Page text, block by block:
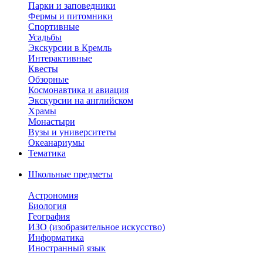
Парки и заповедники
Фермы и питомники
Спортивные
Усадьбы
Экскурсии в Кремль
Интерактивные
Квесты
Обзорные
Космонавтика и авиация
Экскурсии на английском
Храмы
Монастыри
Вузы и университеты
Океанариумы
Тематика
Школьные предметы
Астрономия
Биология
География
ИЗО (изобразительное искусство)
Информатика
Иностранный язык